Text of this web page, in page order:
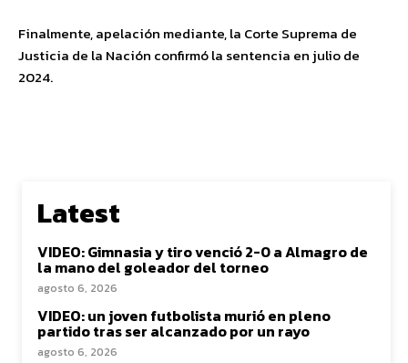
Finalmente, apelación mediante, la Corte Suprema de
Justicia de la Nación confirmó la sentencia en julio de
2024.
Latest
VIDEO: Gimnasia y tiro venció 2-0 a Almagro de
la mano del goleador del torneo
agosto 6, 2026
VIDEO: un joven futbolista murió en pleno
partido tras ser alcanzado por un rayo
agosto 6, 2026